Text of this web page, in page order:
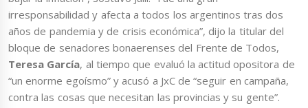
irresponsabilidad y afecta a todos los argentinos tras dos
años de pandemia y de crisis económica”, dijo la titular del
bloque de senadores bonaerenses del Frente de Todos,
Teresa García, al tiempo que evaluó la actitud opositora de
“un enorme egoísmo” y acusó a JxC de “seguir en campaña,
contra las cosas que necesitan las provincias y su gente”.